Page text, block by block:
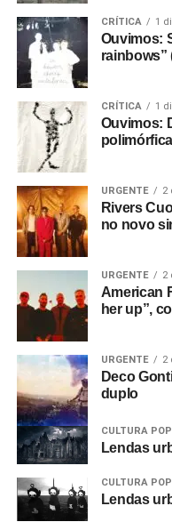
mix hoje, vai sair ano
Falando um pouco
você falasse deO mito
impressionante e é
A música começou a
CRÍTICA 1
Ouvimos:
rainbows”
CRÍTICA 1
Ouvimos:
URGENTE 2
Rivers
no novo
URGENTE 2
American
her up”,
URGENTE 2
Deco
duplo
CULTURA POP
Lendas
CULTURA POP
Lendas